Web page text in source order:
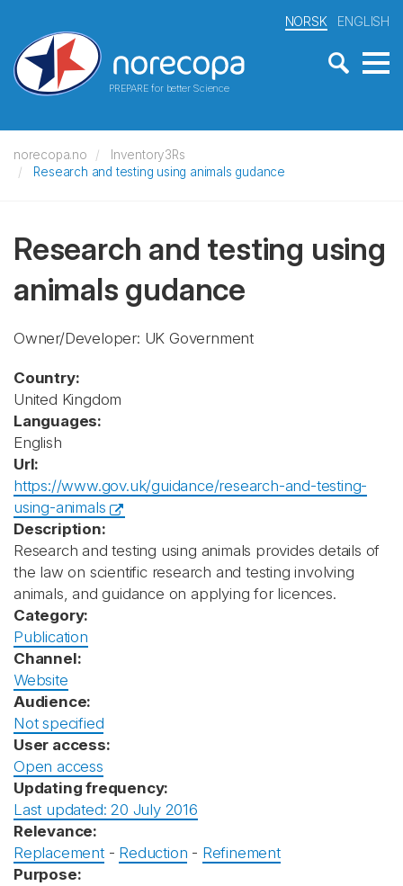
PREPARE for better Science
NORSK ENGLISH
norecopa.no
Inventory3Rs
Research and testing using animals gudance
Research and testing using
animals gudance
Owner/Developer: UK Government
Country:
United Kingdom
Languages:
English
Url:
https://www.gov.uk/guidance/research-and-testing-
using-animals
Description:
Research and testing using animals provides details of
the law on scientific research and testing involving
animals, and guidance on applying for licences.
Category:
Publication
Channel:
Website
Audience:
Not specified
User access:
Open access
Updating frequency:
Last updated: 20 July 2016
Relevance:
Replacement- Reduction - Refinement
Purpose: